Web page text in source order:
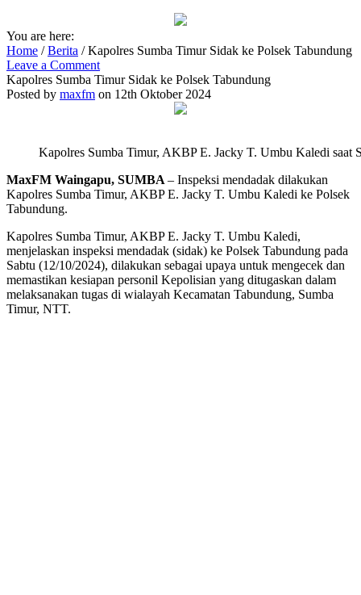
You are here:
Home /Berita /Kapolres Sumba Timur Sidak ke Polsek Tabundung
Leave a Comment
Kapolres Sumba Timur Sidak ke Polsek Tabundung
Posted by maxfm on 12th Oktober 2024
Kapolres Sumba Timur, AKBP E. Jacky T. Umbu Kaledi saat
MaxFM Waingapu, SUMBA – Inspeksi mendadak dilakukan
Kapolres Sumba Timur, AKBP E. Jacky T. Umbu Kaledi ke Polsek
Tabundung.
Kapolres Sumba Timur, AKBP E. Jacky T. Umbu Kaledi,
menjelaskan inspeksi mendadak (sidak) ke Polsek Tabundung pada
Sabtu (12/10/2024), dilakukan sebagai upaya untuk mengecek dan
memastikan kesiapan personil Kepolisian yang ditugaskan dalam
melaksanakan tugas di wialayah Kecamatan Tabundung, Sumba
Timur, NTT.